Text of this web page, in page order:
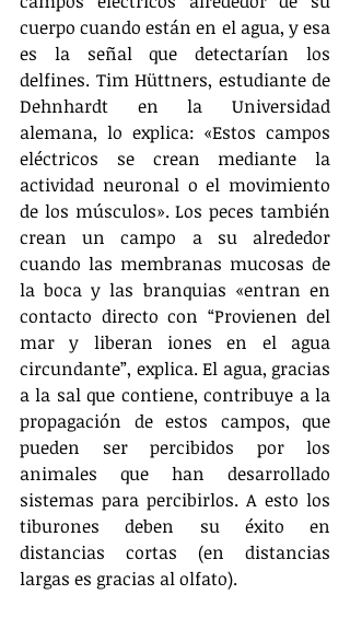
cuerpo cuando están en el agua, y esa
es la señal que detectarían los
delfines. Tim Hüttners, estudiante de
Dehnhardt en la Universidad
alemana, lo explica: «Estos campos
eléctricos se crean mediante la
actividad neuronal o el movimiento
de los músculos». Los peces también
crean un campo a su alrededor
cuando las membranas mucosas de
la boca y las branquias «entran en
contacto directo con “Provienen del
mar y liberan iones en el agua
circundante”, explica. El agua, gracias
a la sal que contiene, contribuye a la
propagación de estos campos, que
pueden ser percibidos por los
animales que han desarrollado
sistemas para percibirlos. A esto los
tiburones deben su éxito en
distancias cortas (en distancias
largas es gracias al olfato).